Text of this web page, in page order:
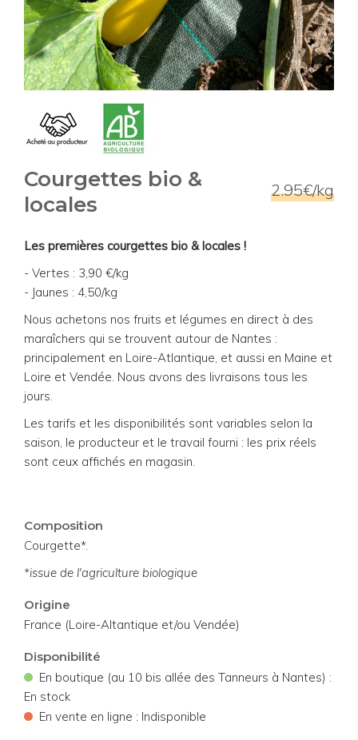
2.95€/kg
Courgettes bio &
locales
Les premières courgettes bio & locales !
- Vertes : 3,90 €/kg
- Jaunes : 4,50/kg
Nous achetons nos fruits et légumes en direct à des
maraîchers qui se trouvent autour de Nantes :
principalement en Loire-Atlantique, et aussi en Maine et
Loire et Vendée. Nous avons des livraisons tous les
jours.
Les tarifs et les disponibilités sont variables selon la
saison, le producteur et le travail fourni : les prix réels
sont ceux affichés en magasin.
Composition
Courgette*.
*issue de l'agriculture biologique
Origine
France (Loire-Altantique et/ou Vendée)
Disponibilité
• En boutique (au 10 bis allée des Tanneurs à Nantes) :
En stock
• En vente en ligne : Indisponible